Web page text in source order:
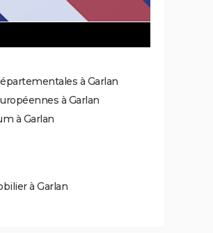
à Garlan
à Garlan
à Garlan
à Garlan